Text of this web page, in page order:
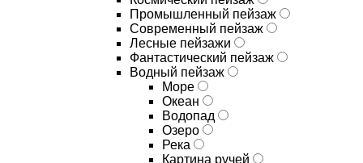
Промышленный пейзаж
Современный пейзаж
Лесные пейзажи
Фантастический пейзаж
Водный пейзаж
Море
Океан
Водопад
Озеро
Река
Картина ручей